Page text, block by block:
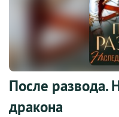
После развода.
дракона